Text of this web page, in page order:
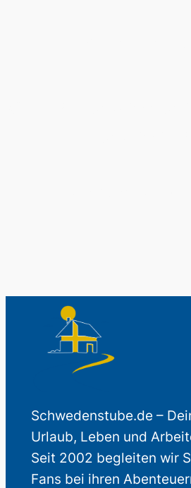
Schwedenstube.de –
Urlaub, Leben und
Seit 2002 begleiten wir
Fans bei ihren